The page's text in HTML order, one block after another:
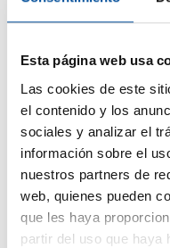
Esta página web usa
Las cookies de este
el contenido y los
sociales y analizar el
información sobre el
nuestros partners de
web, quienes pueden
que les haya
partir del uso que haya
avanzar hacia un
climáticos, la mejora
nuevas demandas
Desde la
integración de
inteligentes, se
cruceros como hubs
directo en la calidad